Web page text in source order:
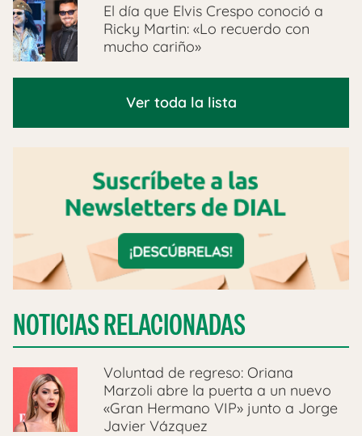
El día que Elvis Crespo conoció a
Ricky Martin: «Lo recuerdo con
mucho cariño»
Ver toda la lista
NOTICIAS RELACIONADAS
Voluntad de regreso: Oriana
Marzoli abre la puerta a un nuevo
«Gran Hermano VIP» junto a Jorge
Javier Vázquez